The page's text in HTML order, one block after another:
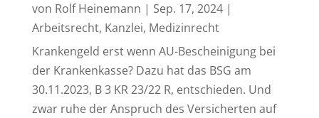
von Rolf Heinemann | Sep. 17, 2024|
Arbeitsrecht, Kanzlei, Medizinrecht
Krankengeld erst wenn AU-Bescheinigung bei
der Krankenkasse? Dazu hat das BSG am
30.11.2023, B 3 KR 23/22 R, entschieden. Und
zwar ruhe der Anspruch des Versicherten auf